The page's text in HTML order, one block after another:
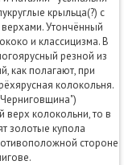
крыльца(?) с
Утончённый
и классицизма. В
резной из
как полагают, при
колокольня.
верх колокольни, то в
золотые купола
стороне